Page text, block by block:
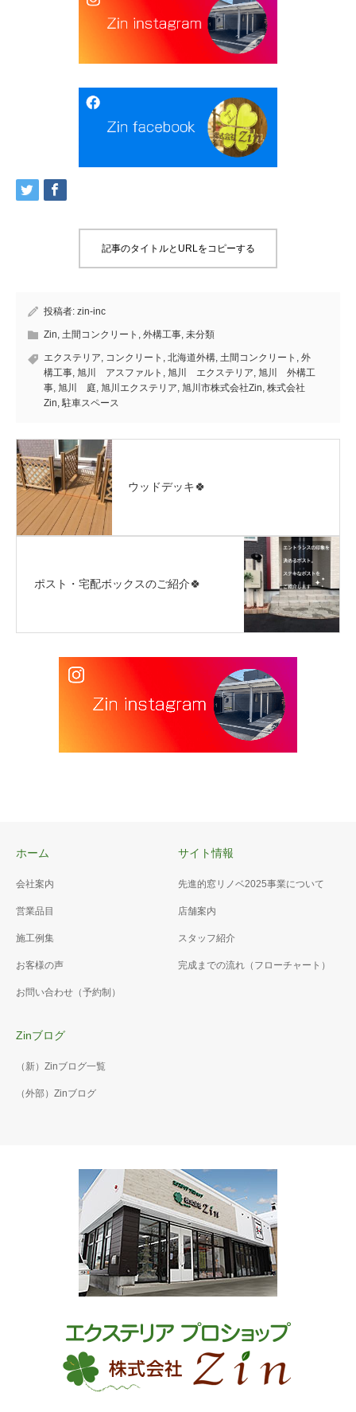
記事のタイトルとURLをコピーする
投稿者: zin-inc
Zin, 土間コンクリート , 外構工事, 未分類
エクステリア, コンクリート , 北海道外構, 土間コンクリート , 外
構工事, 旭川 アスファルト , 旭川 エクステリア, 旭川 外構工
事, 旭川 庭, 旭川エクステリア, 旭川市株式会社Zin, 株式会社
Zin,駐車スペース
ウッドデッキ🍀
ポスト・宅配ボックスのご紹介🍀
ホーム
会社案内
営業品目
施工例集
お客様の声
お問い合わせ（予約制）
サイト情報
先進的窓リノベ2025事業について
店舗案内
スタッフ紹介
完成までの流れ（フローチャート）
Zinブログ
（新）Zinブログ一覧
（外部）Zinブログ